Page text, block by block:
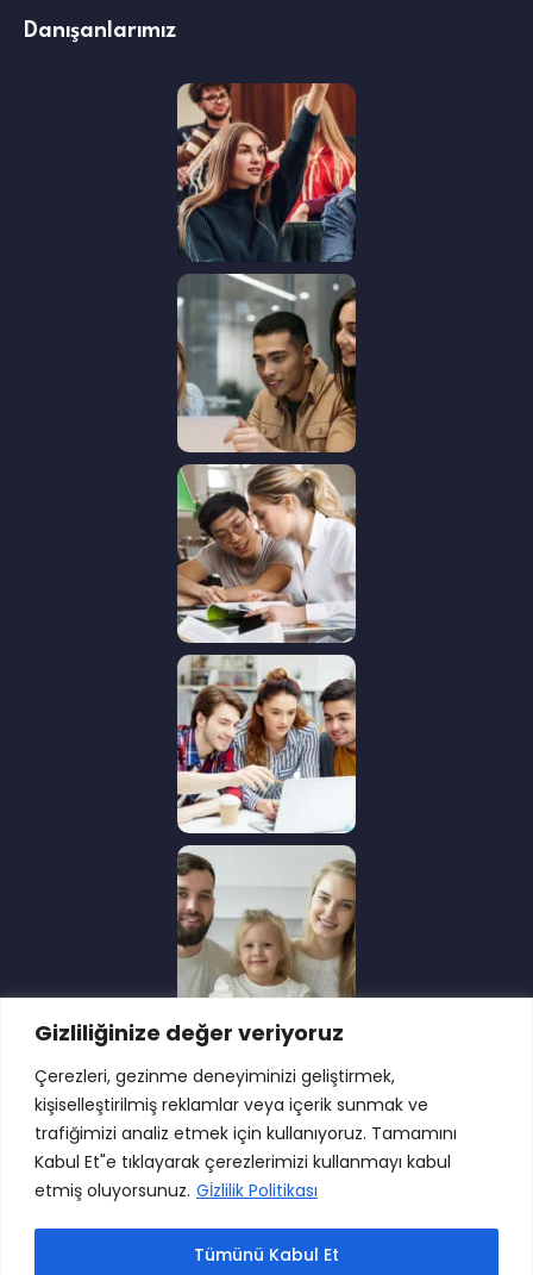
Gizliliğinize değer veriyoruz
Çerezleri, gezinme deneyiminizi geliştirmek,
kişiselleştirilmiş reklamlar veya içerik sunmak ve
trafiğimizi analiz etmek için kullanıyoruz. Tamamını
Kabul Et"e tıklayarak çerezlerimizi kullanmayı kabul
etmiş oluyorsunuz. Gİzlilik Politikası
Tümünü Kabul Et
Danışanlarımız